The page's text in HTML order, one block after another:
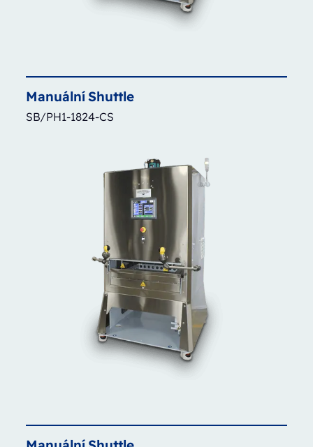
ManuálníShuttle
SB/PH1-1824-CS